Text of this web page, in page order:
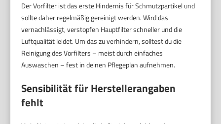
Der Vorfilter ist das erste Hindernis für Schmutzpartikel und
sollte daher regelmäßig gereinigt werden. Wird das
vernachlässigt, verstopfen Hauptfilter schneller und die
Luftqualität leidet. Um das zu verhindern, solltest du die
Reinigung des Vorfilters – meist durch einfaches
Auswaschen – fest in deinen Pflegeplan aufnehmen.
Sensibilität für Herstellerangaben
fehlt